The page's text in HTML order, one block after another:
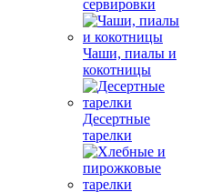
сервировки
Чаши, пиалы и
кокотницы
Десертные
тарелки